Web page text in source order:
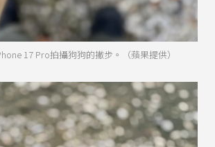
17 Pro拍攝狗狗的撇步。（蘋果提供）